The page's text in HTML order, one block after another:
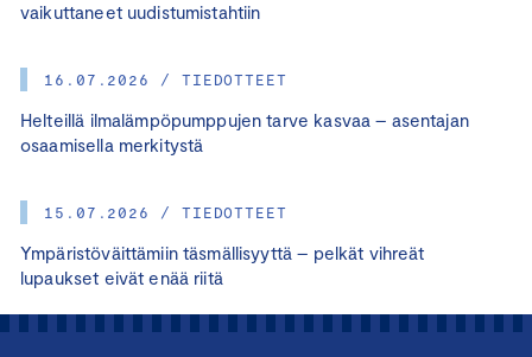
vaikuttaneet uudistumistahtiin
16.07.2026 / TIEDOTTEET
Helteillä ilmalämpöpumppujen tarve kasvaa – asentajan
osaamisella merkitystä
15.07.2026 / TIEDOTTEET
Ympäristöväittämiin täsmällisyyttä – pelkät vihreät
lupaukset eivät enää riitä